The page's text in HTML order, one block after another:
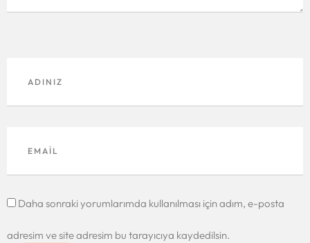
Daha sonraki yorumlarımda kullanılması için adım, e-posta
adresim ve site adresim bu tarayıcıya kaydedilsin.